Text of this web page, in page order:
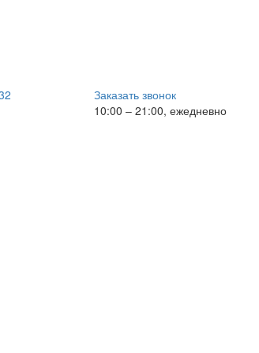
Заказать звонок
10:00 – 21:00, ежедневно